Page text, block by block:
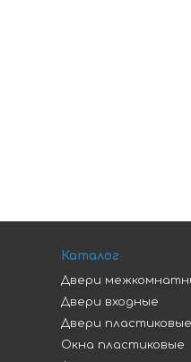
Каталог
Двери
Двери входные
Двери пластиковые
Окна пластиковые